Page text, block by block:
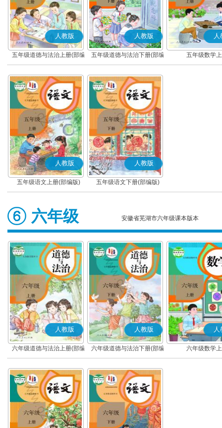
人教版
五年级道德与法治上册(部编
版)
人教版
五年级道德与法治下册(部编
版)
人
五年级数学
人教版
五年级语文上册(部编版)
人教版
五年级语文下册(部编版)
六年级 安徽省芜湖市六年级课本版本
人教版
六年级道德与法治上册(部编
版)
人教版
六年级道德与法治下册(部编
版)
人
六年级数学